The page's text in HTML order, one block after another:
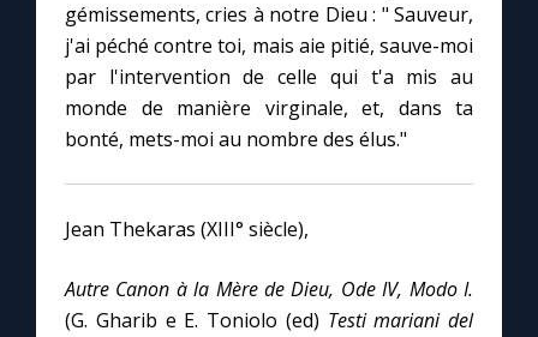
Mes intentions de prière
Une Minute avec Marie
Une neuvaine
À la une
1000 Raisons de Croire
gémissements, cries à notre Dieu : " Sauveur,
j'ai péché contre toi, mais aie pitié, sauve-moi
par l'intervention de celle qui t'a mis au
monde de manière virginale, et, dans ta
bonté, mets-moi au nombre des élus."
Jean Thekaras (XIII° siècle),
Autre Canon à la Mère de Dieu, Ode IV, Modo I.
(G. Gharib e E. Toniolo (ed) Testi mariani del